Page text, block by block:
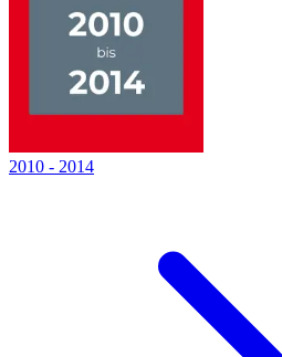
2010 - 2014